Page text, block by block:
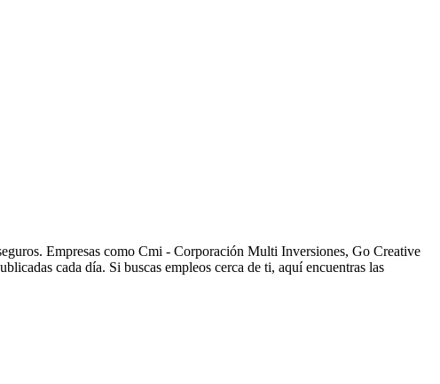
Empresas como Cmi - Corporación Multi Inversiones, Go Creative
cada día. Si buscas empleos cerca de ti, aquí encuentras las